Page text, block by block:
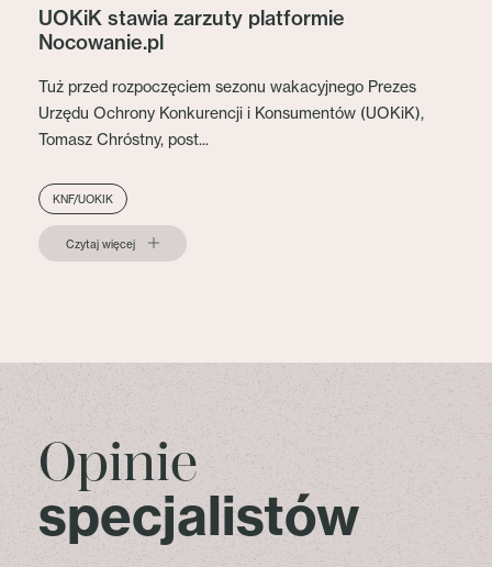
UOKiK stawia zarzuty platformie
Nocowanie.pl
Tuż przed rozpoczęciem sezonu wakacyjnego Prezes
Urzędu Ochrony Konkurencji i Konsumentów (UOKiK),
Tomasz Chróstny, post...
KNF/UOKIK
Czytaj więcej
Opinie
specjalistów